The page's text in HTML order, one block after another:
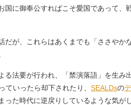
に御奉公すればこそ愛国であって、
が、これらはあくまでも「ささやか
法要が行われ、「禁演落語」を生み
ていったら却下されたり、 SEALDsの
た時代に逆戻りしているような気が